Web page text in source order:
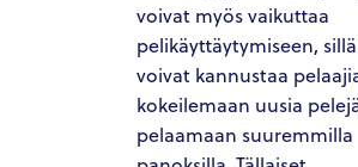
voivat myös vaikuttaa
pelikäyttäytymiseen,
voivat kannustaa
kokeilemaan uusia
pelaamaan suuremmilla